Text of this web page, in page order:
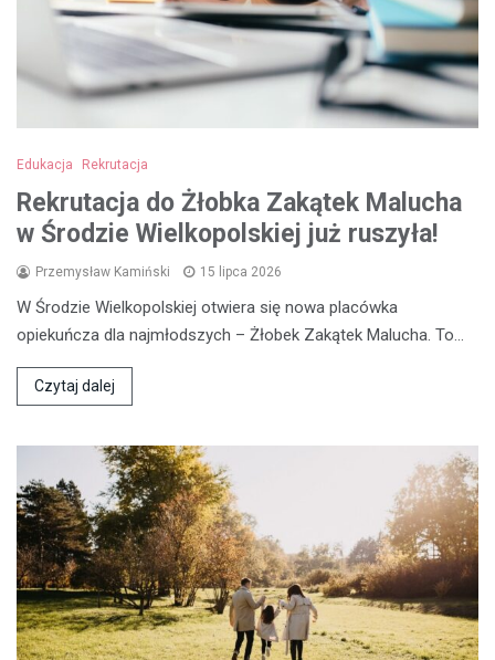
Edukacja Rekrutacja
Rekrutacja do Żłobka Zakątek Malucha
w Środzie Wielkopolskiej już ruszyła!
Przemysław Kamiński 15 lipca 2026
W Środzie Wielkopolskiej otwiera się nowa placówka
opiekuńcza dla najmłodszych – Żłobek Zakątek Malucha. To…
Czytaj dalej